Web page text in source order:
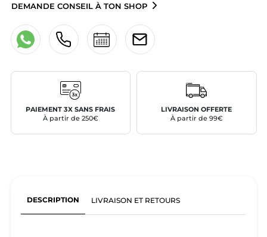
DEMANDE CONSEIL À TON SHOP
PAIEMENT 3X SANS FRAIS
À partir de 250€
LIVRAISON OFFERTE
À partir de 99€
DESCRIPTION LIVRAISON ET RETOURS